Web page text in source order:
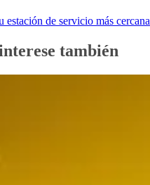
estación de servicio más cercana
también